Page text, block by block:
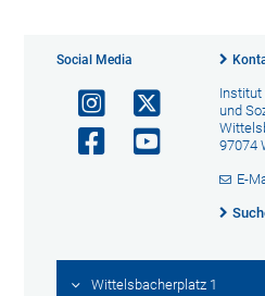
Social Media
und
97074
E-
Wittelsbacherplatz 1